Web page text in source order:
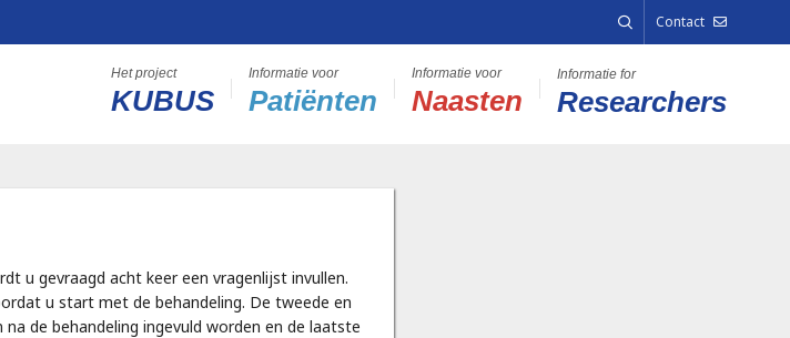
Contact
KUBUS Patiënten Naasten Researchers
u gevraagd acht keer een vragenlijst invullen.
u start met de behandeling. De tweede en
de behandeling ingevuld worden en de laatste